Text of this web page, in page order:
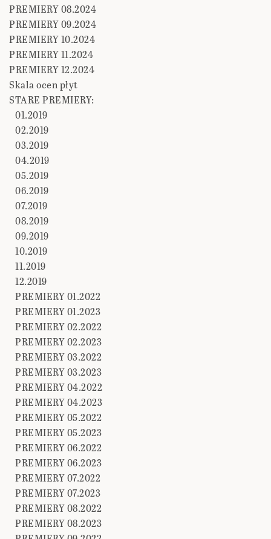
PREMIERY 08.2024
PREMIERY 09.2024
PREMIERY 10.2024
PREMIERY 11.2024
PREMIERY 12.2024
Skala ocen płyt
STARE PREMIERY:
01.2019
02.2019
03.2019
04.2019
05.2019
06.2019
07.2019
08.2019
09.2019
10.2019
11.2019
12.2019
PREMIERY 01.2022
PREMIERY 01.2023
PREMIERY 02.2022
PREMIERY 02.2023
PREMIERY 03.2022
PREMIERY 03.2023
PREMIERY 04.2022
PREMIERY 04.2023
PREMIERY 05.2022
PREMIERY 05.2023
PREMIERY 06.2022
PREMIERY 06.2023
PREMIERY 07.2022
PREMIERY 07.2023
PREMIERY 08.2022
PREMIERY 08.2023